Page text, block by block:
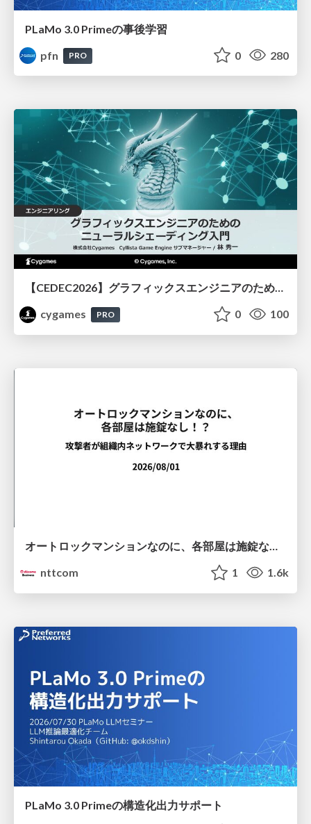
PLaMo 3.0 Primeの事後学習
pfn
PRO 0 280
【CEDEC2026】グラフィックスエンジニアのためのニューラルシェーディング入門
cygames
PRO 0 100
オートロックマンションなのに、各部屋は施錠なし！？ 攻撃者が組織内ネットワークで大暴れする理由 / The Front Door Is Locked, but the Rooms Are Wide Open: Why Attackers Move Freely Inside Enterprise Networks
nttcom
1 1.6k
PLaMo 3.0 Primeの構造化出力サポート